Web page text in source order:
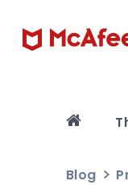
Blog